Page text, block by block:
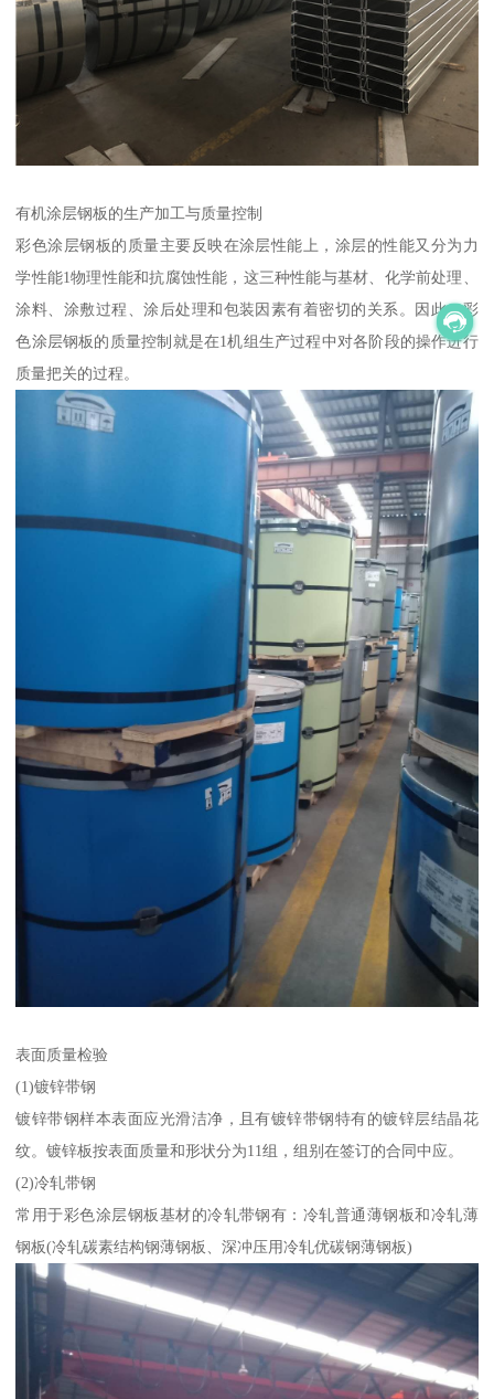
有机涂层钢板的生产加工与质量控制
彩色涂层钢板的质量主要反映在涂层性能上，涂层的性能又分为力
学性能1物理性能和抗腐蚀性能，这三种性能与基材、化学前处理、
涂料、涂敷过程、涂后处理和包装因素有着密切的关系。因此，彩
色涂层钢板的质量控制就是在1机组生产过程中对各阶段的操作进行
质量把关的过程。
表面质量检验
(1)镀锌带钢
镀锌带钢样本表面应光滑洁净，且有镀锌带钢特有的镀锌层结晶花
纹。镀锌板按表面质量和形状分为11组，组别在签订的合同中应。
(2)冷轧带钢
常用于彩色涂层钢板基材的冷轧带钢有：冷轧普通薄钢板和冷轧薄
钢板(冷轧碳素结构钢薄钢板、深冲压用冷轧优碳钢薄钢板)